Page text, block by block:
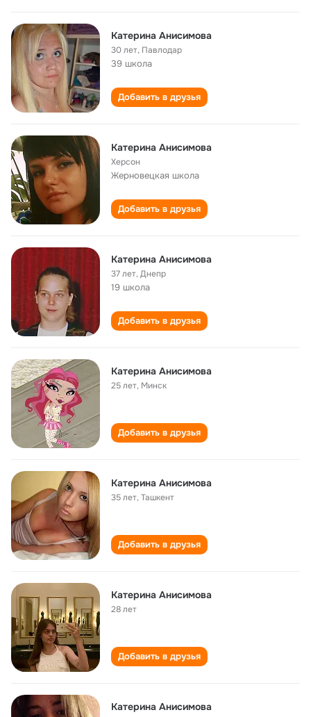
Катерина Анисимова
30 лет, Павлодар
39 школа
Добавить в друзья
Катерина Анисимова
Херсон
Жерновецкая школа
Добавить в друзья
Катерина Анисимова
37 лет,Днепр
19 школа
Добавить в друзья
Катерина Анисимова
25 лет, Минск
Добавить в друзья
Катерина Анисимова
35 лет,Ташкент
Добавить в друзья
Катерина Анисимова
28 лет
Добавить в друзья
Катерина Анисимова